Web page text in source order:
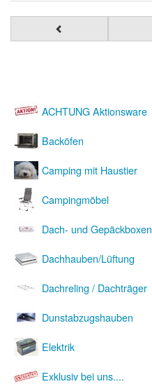
ACHTUNG Aktionsware
Backöfen
Camping mit Haustier
Campingmöbel
Dach- und Gepäckboxen
Dachhauben/Lüftung
Dachreling / Dachträger
Dunstabzugshauben
Elektrik
Exklusiv bei uns....